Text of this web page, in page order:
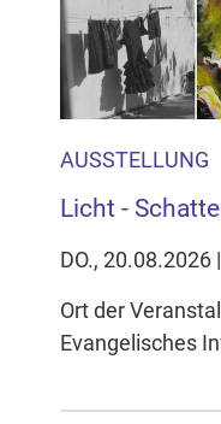
AUSSTELLUNG
Licht -
DO., 20.08.2026
Ort der
Evangelisches